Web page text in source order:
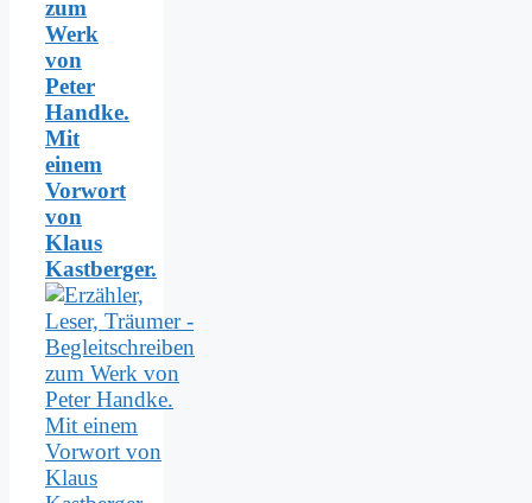
zum
Werk
von
Peter
Handke.
Mit
einem
Vorwort
von
Klaus
Kastberger.